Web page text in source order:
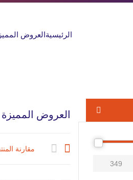
الرئيسيةالعروض
العروض المميزة
مقارنة